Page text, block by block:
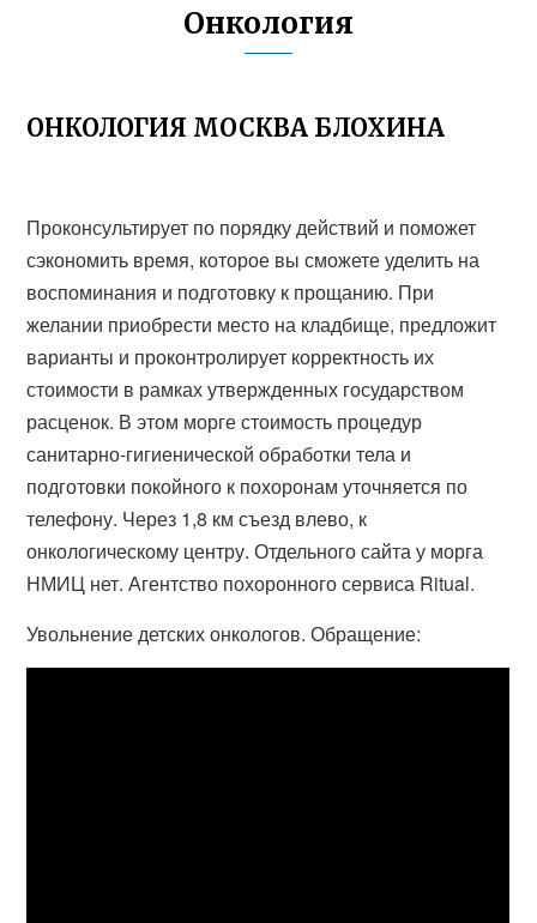
Онкология
ОНКОЛОГИЯ МОСКВА БЛОХИНА
Проконсультирует по порядку действий и поможет
сэкономить время, которое вы сможете уделить на
воспоминания и подготовку к прощанию. При
желании приобрести место на кладбище, предложит
варианты и проконтролирует корректность их
стоимости в рамках утвержденных государством
расценок. В этом морге стоимость процедур
санитарно-гигиенической обработки тела и
подготовки покойного к похоронам уточняется по
телефону. Через 1,8 км съезд влево, к
онкологическому центру. Отдельного сайта у морга
НМИЦ нет. Агентство похоронного сервиса Ritual.
Увольнение детских онкологов. Обращение: